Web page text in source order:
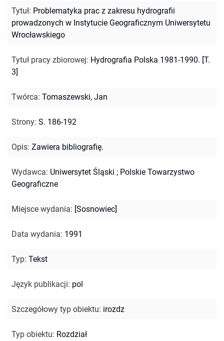
Tytuł: Problematyka prac z zakresu hydrografii
prowadzonych w Instytucie Geograficznym Uniwersytetu
Wrocławskiego
Tytuł pracy zbiorowej: Hydrografia Polska 1981-1990. [T.
3]
Twórca: Tomaszewski, Jan
Strony: S. 186-192
Opis: Zawiera bibliografię.
Wydawca: Uniwersytet Śląski ; Polskie Towarzystwo
Geograficzne
Miejsce wydania: [Sosnowiec]
Data wydania: 1991
Typ: Tekst
Język publikacji: pol
Szczegółowy typ obiektu: irozdz
Typ obiektu: Rozdział